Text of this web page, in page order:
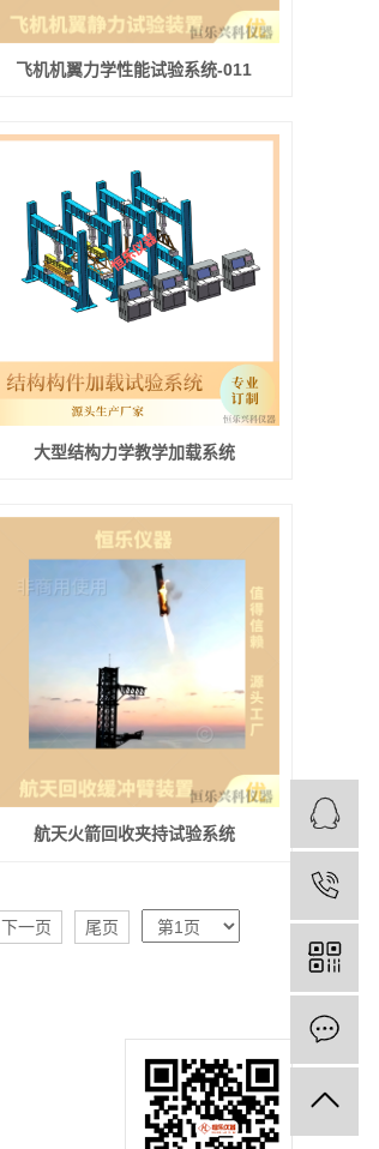
飞机机翼力学性能试验系统-011
大型结构力学教学加载系统
航天火箭回收夹持试验系统
下一页 尾页